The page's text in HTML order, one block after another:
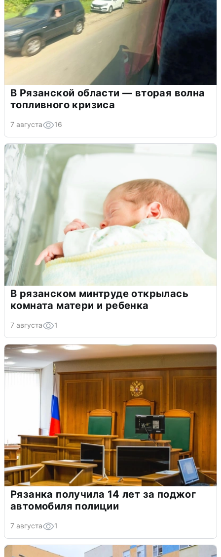
В Рязанской области — вторая волна
топливного кризиса
7 августа 16
В рязанском минтруде открылась
комната матери и ребенка
7 августа 1
Рязанка получила 14 лет за поджог
автомобиля полиции
7 августа 1